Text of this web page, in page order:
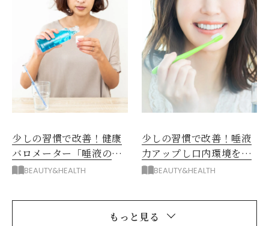
少しの習慣で改善！健康
バロメーター「唾液の
量」の増やし方
BEAUTY&HEALTH
少しの習慣で改善！唾液
力アップし口内環境を整
える歯磨き術＆生活習慣
BEAUTY&HEALTH
もっと見る